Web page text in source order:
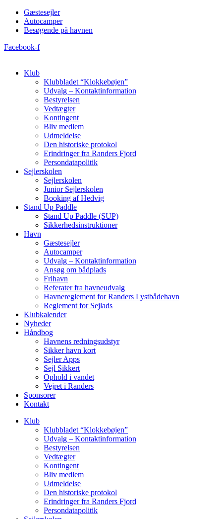
Videre
indhold
Gæstesejler
Autocamper
Besøgende på havnen
Facebook-f
Klub
Klubbladet “Klokkebøjen”
Udvalg – Kontaktinformation
Bestyrelsen
Vedtægter
Kontingent
Bliv medlem
Udmeldelse
Den historiske protokol
Erindringer fra Randers Fjord
Persondatapolitik
Sejlerskolen
Sejlerskolen
Junior Sejlerskolen
Booking af Hedvig
Stand Up Paddle
Stand Up Paddle (SUP)
Sikkerhedsinstruktioner
Havn
Gæstesejler
Autocamper
Udvalg – Kontaktinformation
Ansøg om bådplads
Frihavn
Referater fra havneudvalg
Havnereglement for Randers Lystbådehavn
Reglement for Sejlads
Klubkalender
Nyheder
Håndbog
Havnens redningsudstyr
Sikker havn kort
Sejler Apps
Sejl Sikkert
Ophold i vandet
Vejret i Randers
Sponsorer
Kontakt
Klub
Klubbladet “Klokkebøjen”
Udvalg – Kontaktinformation
Bestyrelsen
Vedtægter
Kontingent
Bliv medlem
Udmeldelse
Den historiske protokol
Erindringer fra Randers Fjord
Persondatapolitik